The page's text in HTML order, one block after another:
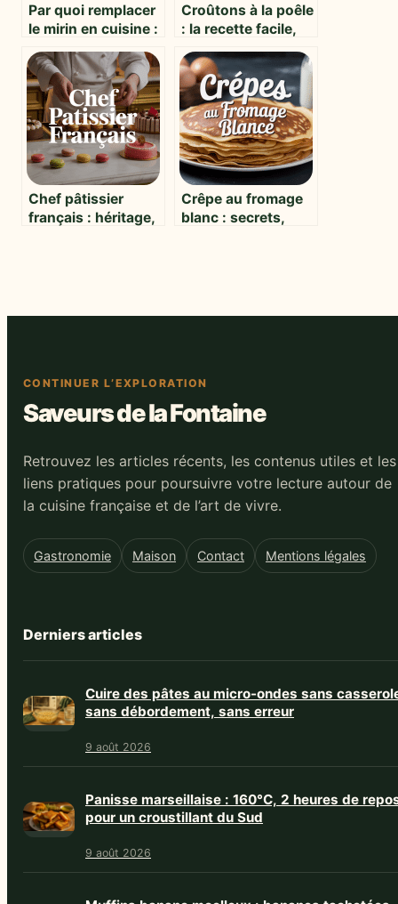
Par quoi remplacer
le mirin en cuisine :
alternatives faciles
et authentiques
Croûtons à la poêle
: la recette facile,
dorée et
croustillante
Chef pâtissier
français : héritage,
Crêpe au fromage
blanc : secrets,
CONTINUER L’EXPLORATION
Saveurs de la Fontaine
Retrouvez les articles récents, les contenus utiles et les
liens pratiques pour poursuivre votre lecture autour de
la cuisine française et de l’art de vivre.
Gastronomie Maison Contact Mentions légales
Derniers articles
Cuire des pâtes au micro-ondes sans
sans débordement, sans erreur
9 août 2026
Panisse marseillaise : 160°C, 2 heures de
pour un croustillant du Sud
9 août 2026